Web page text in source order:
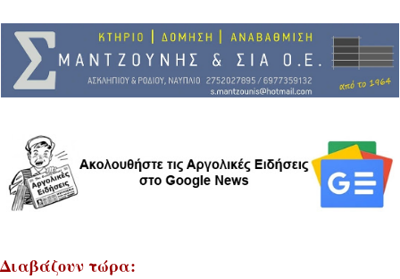
Διαβάζουν τώρα: